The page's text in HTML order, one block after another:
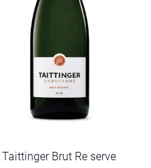
Taittinger Brut Re serve